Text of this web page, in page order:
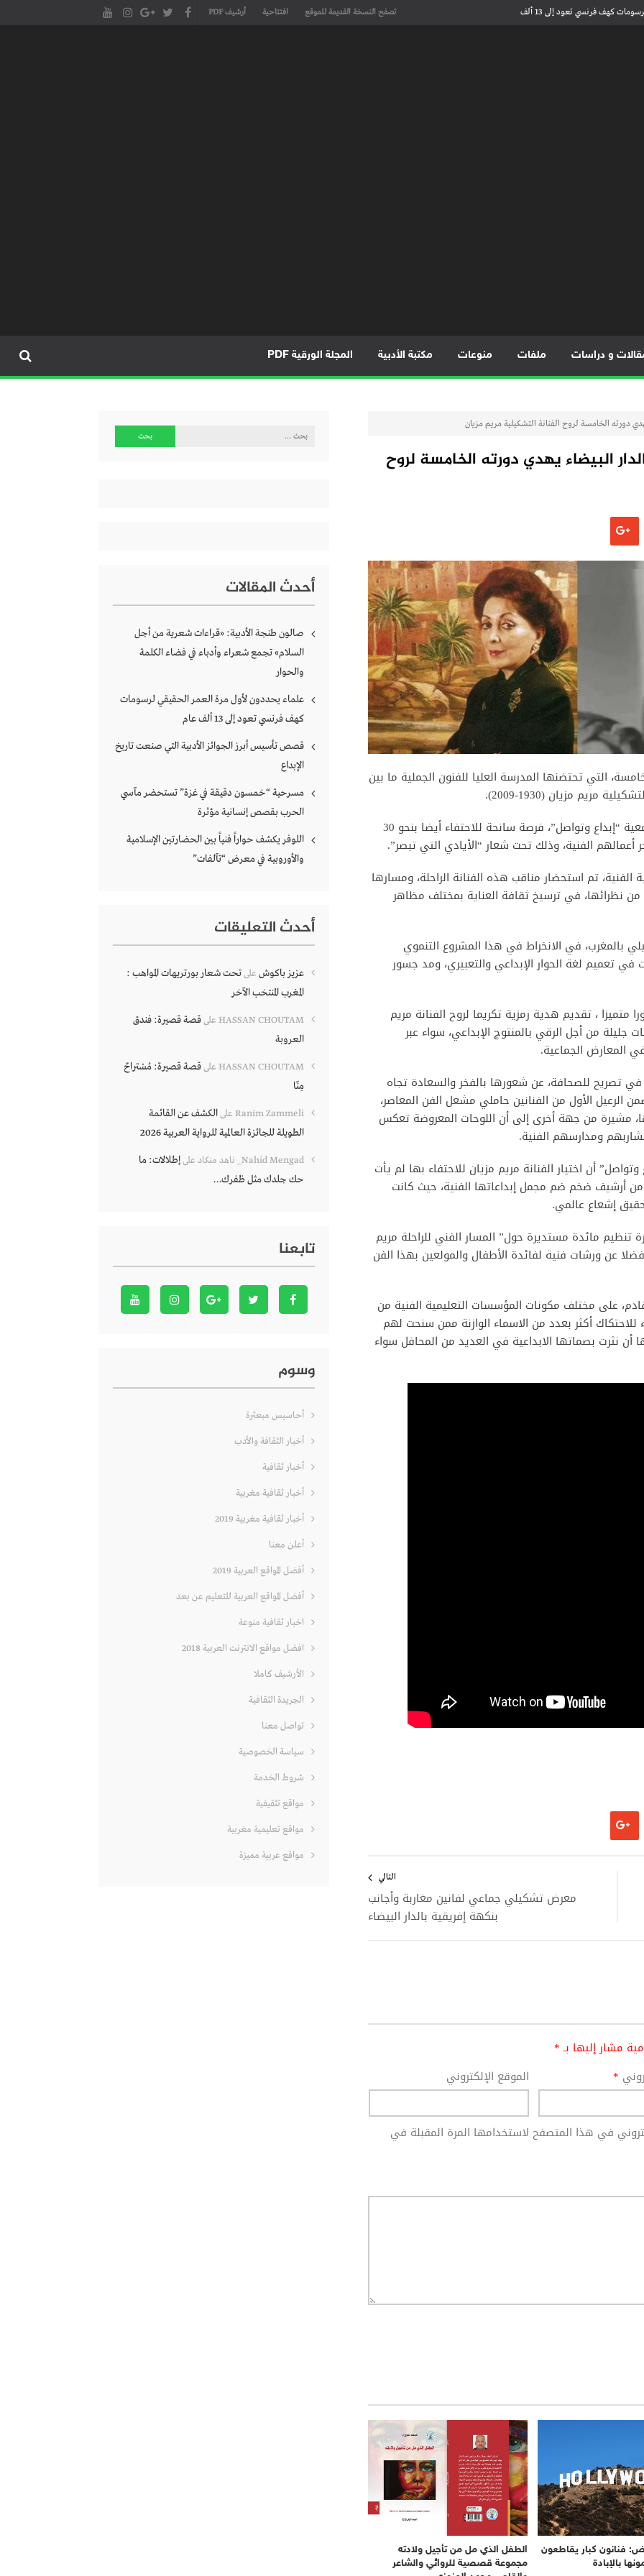
علماء يحددون لأول مرة العمر الحقيقي لرسومات كهف فرنسي تعود إلى 13 ألف تصفح النسخة القديمة للموقع افتتاحية أرشيف PDF
و دراسات ملفات منوعات مكتبة الأدبية المجلة الورقية PDF
دورته الخامسة لروح الفنانة التشكيلية مريم مزيان
البيضاء يهدي دورته الخامسة لروح
التي تحتضنها المدرسة العليا للفنون الجملية ما بين
وشكلت هذه الالتفاتة، التي جاءت بمبادرة من جمعية “إبداع وتواصل”، فرصة سانحة للاحتفاء أيضا بنحو 30
أعمالهم الفنية، وذلك تحت شعار “الأيادي التي تبصر”.
تم استحضار مناقب هذه الفنانة الراحلة، ومسارها
نظرائها، في ترسيخ ثقافة العناية بمختلف مظاهر
بالمغرب، في الانخراط في هذا المشروع التنموي
تعميم لغة الحوار الإبداعي والتعبيري، ومد جسور
، تقديم هدية رمزية تكريما لروح الفنانة مريم
من أجل الرقي بالمنتوج الإبداعي، سواء عبر
المعارض الجماعية.
في تصريح للصحافة، عن شعورها بالفخر والسعادة تجاه
الرعيل الأول من الفنانين حاملي مشعل الفن المعاصر،
مشيرة من جهة أخرى إلى أن اللوحات المعروضة تعكس
ومدارسهم الفنية.
أن اختيار الفنانة مريم مزيان للاحتفاء بها لم يأت
من أرشيف ضخم ضم مجمل إبداعاتها الفنية، حيث كانت
إشعاع عالمي.
تنظيم مائدة مستديرة حول” المسار الفني للراحلة مريم
عن ورشات فنية لفائدة الأطفال والمولعين بهذا الفن
على مختلف مكونات المؤسسات التعليمية الفنية من
أكثر بعدد من الاسماء الوازنة ممن سنحت لهم
نثرت بصماتها الابداعية في العديد من المحافل سواء
التالي
معرض تشكيلي جماعي لفانين مغاربة وأجانب
بنكهة إفريقية بالدار البيضاء
مشار إليها بـ*
* الموقع الإلكتروني
في هذا المتصفح لاستخدامها المرة المقبلة في
فنانون كبار يقاطعون
بالإبادة
الطفل الذي مل من تأجيل ولادته
مجموعة قصصية للروائي والشاعر
البحث
أحدث المقالات
صالون طنجة الأدبية: «قراءات شعرية من أجل
السلام» تجمع شعراء وأدباء في فضاء الكلمة
والحوار
علماء يحددون لأول مرة العمر الحقيقي لرسومات
كهف فرنسي تعود إلى 13 ألف عام
قصص تأسيس أبرز الجوائز الأدبية التي صنعت تاريخ
الإبداع
مسرحية “خمسون دقيقة في غزة” تستحضر مآسي
الحرب بقصص إنسانية مؤثرة
اللوفر يكشف حواراً فنياً بين الحضارتين الإسلامية
والأوروبية في معرض “تآلفات”
أحدث التعليقات
عزيز باكوش علىتحت شعار بورتريهات المواهب :
المغرب المنتخب الآخر
HASSAN CHOUTAM علىقصة قصيرة: فندق
العروبة
HASSAN CHOUTAM علىقصة قصيرة: مُسْتراحٌ
مِنّا
Ranim Zammeli علىالكشف عن القائمة
الطويلة للجائزة العالمية للرواية العربية 2026
Nahid Mengad_ ناهد منكاد علىإطلالات: ما
حك جلدك مثل ظفرك…
تابعنا
وسوم
أحاسيس مبعثرة
أخبار الثقافة والأدب
أخبار ثقافية
أخبار ثقافية مغربية
أخبار ثقافية مغربية 2019
أعلن معنا
أفضل المواقع العربية 2019
أفضل المواقع العربية للتعليم عن بعد
اخبار ثقافية منوعة
افضل مواقع الانترنت العربية 2018
الأرشيف كاملا
الجريدة الثقافية
تواصل معنا
سياسة الخصوصية
شروط الخدمة
مواقع تثقيفية
مواقع تعليمية مغربية
مواقع عربية مميزة